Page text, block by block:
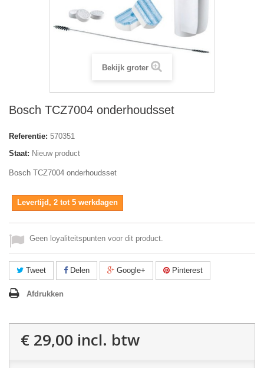
Bekijk groter
Bosch TCZ7004 onderhoudsset
Referentie: 570351
Staat: Nieuw product
Bosch TCZ7004 onderhoudsset
Levertijd, 2 tot 5 werkdagen
Geen loyaliteitspunten voor dit product.
Tweet Delen Google+ Pinterest
Afdrukken
€ 29,00 incl. btw